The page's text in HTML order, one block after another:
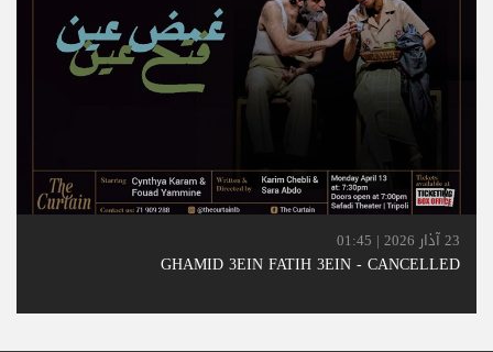
23 آذار 2026 | 01:45
GHAMID 3EIN FATIH 3EIN - CANCELLED